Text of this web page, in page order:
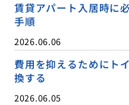
賃貸アパート入居時に
手順
2026.06.06
費用を抑えるためにト
換する
2026.06.05